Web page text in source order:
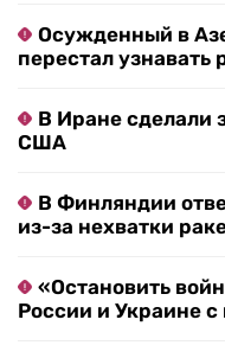
Осужденный в
перестал узнавать
В Иране сделали
США
В Финляндии
из-за нехватки
«Остановить
России и Украине